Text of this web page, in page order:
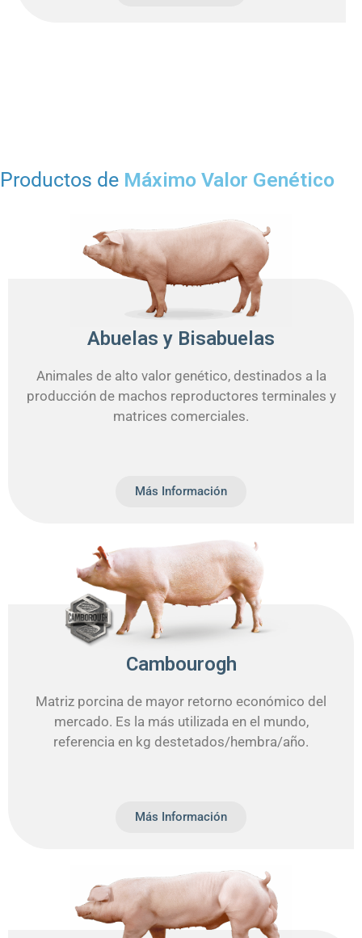
Productos de Máximo Valor Genético
Abuelas y Bisabuelas
Animales de alto valor genético, destinados a la
producción de machos reproductores terminales y
matrices comerciales.
Más Información
Cambourogh
Matriz porcina de mayor retorno económico del
mercado. Es la más utilizada en el mundo,
referencia en kg destetados/hembra/año.
Más Información